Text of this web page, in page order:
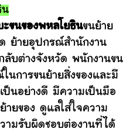
น
ะขนของพหลโยธินขนย้าย
ย้ายอุปกรณ์สำนักงาน
บต่างจังหวัด พนักงานขน
นการขนย้ายสิ่งของและมี
ป็นอย่างดี มีความเป็นมือ
ายของ ดูแลใส่ใจความ
ามรับผิดชอบต่องานที่ได้